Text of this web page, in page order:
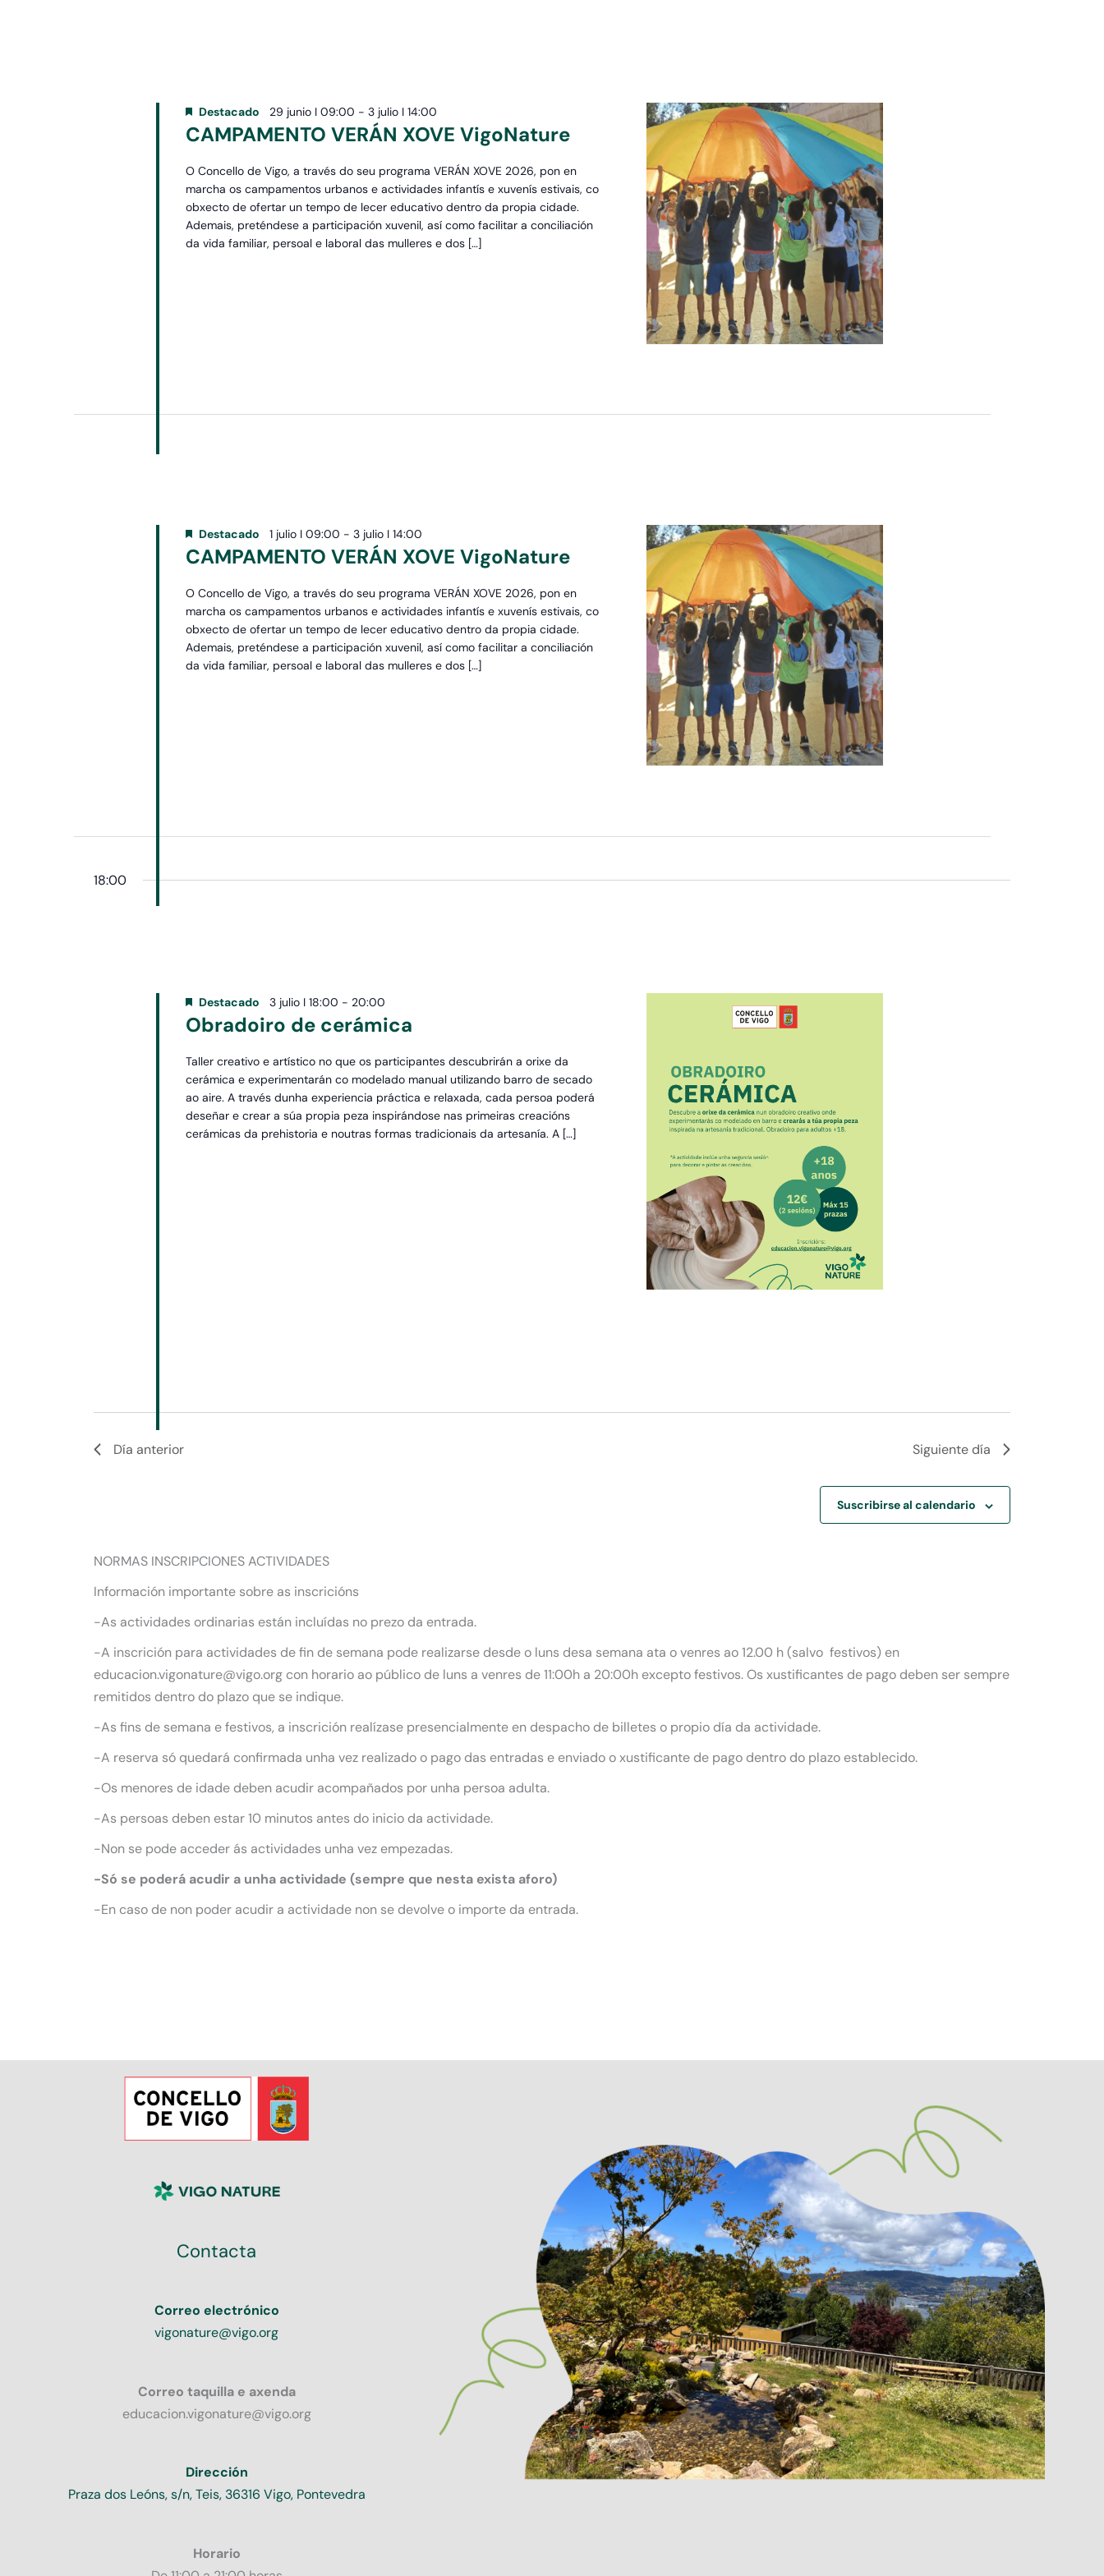
CAMPAMENTO VERÁN XOVE VigoNature
Destacado 29 junio I 09:00 -3 julio I 14:00
O Concello de Vigo, a través do seu programa VERÁN XOVE 2026, pon en
marcha os campamentos urbanos e actividades infantís e xuvenís estivais, co
obxecto de ofertar un tempo de lecer educativo dentro da propia cidade.
Ademais, preténdese a participación xuvenil, así como facilitar a conciliación
da vida familiar, persoal e laboral das mulleres e dos […]
CAMPAMENTO VERÁN XOVE VigoNature
Destacado 1 julio I 09:00 -3 julio I 14:00
O Concello de Vigo, a través do seu programa VERÁN XOVE 2026, pon en
marcha os campamentos urbanos e actividades infantís e xuvenís estivais, co
obxecto de ofertar un tempo de lecer educativo dentro da propia cidade.
Ademais, preténdese a participación xuvenil, así como facilitar a conciliación
da vida familiar, persoal e laboral das mulleres e dos […]
18:00
Obradoiro de cerámica
Destacado 3 julio I 18:00 - 20:00
Taller creativo e artístico no que os participantes descubrirán a orixe da
cerámica e experimentarán co modelado manual utilizando barro de secado
ao aire. A través dunha experiencia práctica e relaxada, cada persoa poderá
deseñar e crear a súa propia peza inspirándose nas primeiras creacións
cerámicas da prehistoria e noutras formas tradicionais da artesanía. A […]
Día anterior Siguiente día
Suscribirse al calendario
NORMAS INSCRIPCIONES ACTIVIDADES
Información importante sobre as inscricións
-As actividades ordinarias están incluídas no prezo da entrada.
-A inscrición para actividades de fin de semana pode realizarse desde o luns desa semana ata o venres ao 12.00 h (salvo festivos) en
educacion.vigonature@vigo.org con horario ao público de luns a venres de 11:00h a 20:00h excepto festivos. Os xustificantes de pago deben ser sempre
remitidos dentro do plazo que se indique.
-As fins de semana e festivos, a inscrición realízase presencialmente en despacho de billetes o propio día da actividade.
-A reserva só quedará confirmada unha vez realizado o pago das entradas e enviado o xustificante de pago dentro do plazo establecido.
-Os menores de idade deben acudir acompañados por unha persoa adulta.
-As persoas deben estar 10 minutos antes do inicio da actividade.
-Non se pode acceder ás actividades unha vez empezadas.
-Só se poderá acudir a unha actividade (sempre que nesta exista aforo)
-En caso de non poder acudir a actividade non se devolve o importe da entrada.
Contacta
Correo electrónico
vigonature@vigo.org
Correo taquilla e axenda
educacion.vigonature@vigo.org
Dirección
Praza dos Leóns, s/n, Teis, 36316 Vigo, Pontevedra
Horario